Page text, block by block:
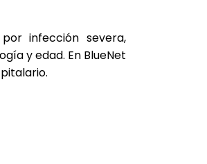
infección severa,
y edad. En BlueNet